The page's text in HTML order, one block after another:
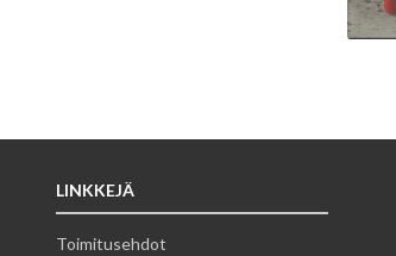
LINKKEJÄ
Toimitusehdot